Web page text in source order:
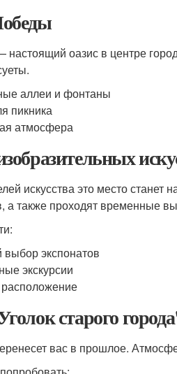
настоящий оазис в центре
аллеи и фонтаны
пикника
атмосфера
искусства это место
а также проходят временные
экспонатов
экскурсии
старого
вас в прошлое.